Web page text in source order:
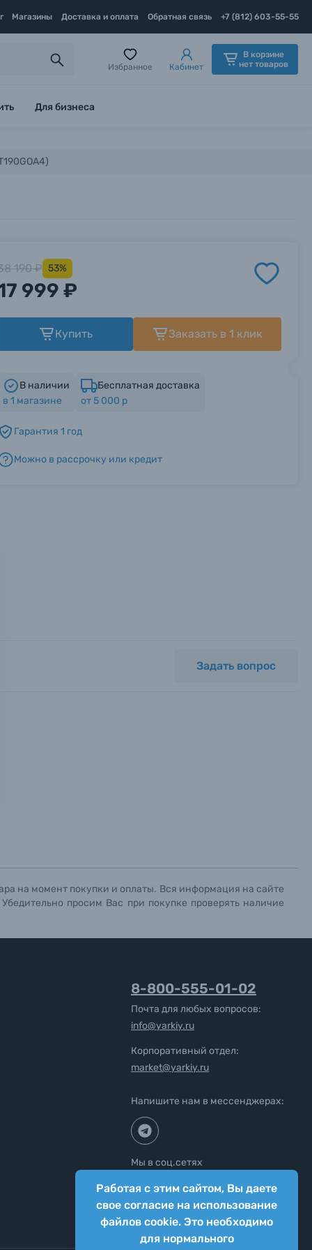
Магазины Доставка и оплата Обратная связь +7 (812) 603-55-55
Избранное Кабинет
В корзине
нет товаров
Для бизнеса
с
190 ₽ 53%
999 ₽
Купить Заказать в 1 клик
В наличии
в 1 магазине
Бесплатная доставка
от 5 000 р
Гарантия 1 год
Можно в рассрочку или кредит
Задать вопрос
на момент покупки и оплаты. Вся информация на сайте
просим Вас при покупке проверять наличие
Работая с этим сайтом, Вы даете
свое согласие на использование
файлов cookie. Это необходимо
для нормального
8-800-555-01-02
Почта для любых вопросов:
info@yarkiy.ru
Корпоративный отдел:
market@yarkiy.ru
Напишите нам в мессенджерах:
Мы в соц.сетях